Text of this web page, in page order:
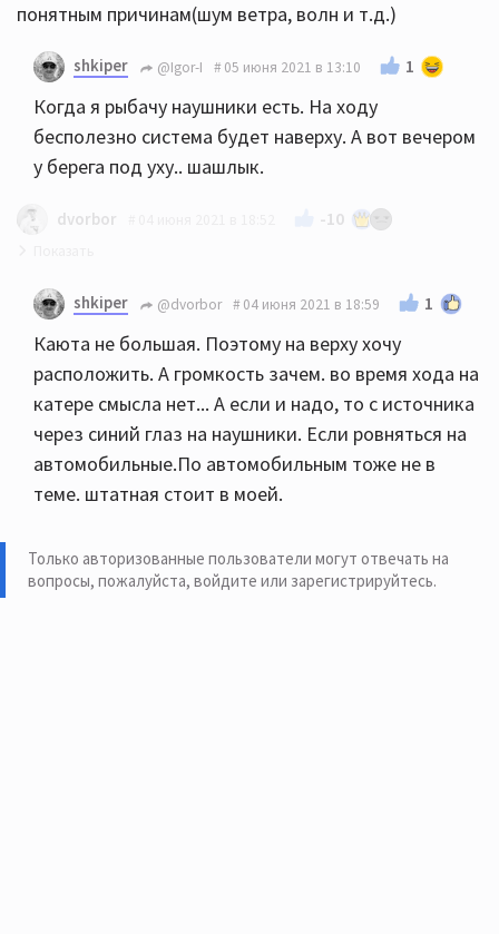
понятным причинам(шум ветра, волн и т.д.)
shkiper @Igor-I 05 июня 2021 в 13:10 1
Когда я рыбачу наушники есть. На ходу
бесполезно система будет наверху. А вот вечером
у берега под уху.. шашлык.
dvorbor -10
Посмотрите
Или
shkiper @dvorbor 04 июня 2021 в 18:59 1
Каюта не большая. Поэтому на верху хочу
расположить. А громкость зачем. во время хода на
катере смысла нет... А если и надо, то с источника
через синий глаз на наушники. Если ровняться на
автомобильные.По автомобильным тоже не в
теме. штатная стоит в моей.
Только авторизованные пользователи могут отвечать на
вопросы, пожалуйста, войдите или зарегистрируйтесь.